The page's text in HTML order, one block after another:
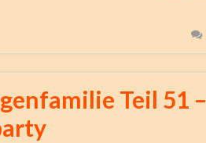
Teil 51 –